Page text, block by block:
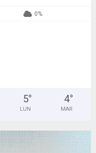
0%
5°
LUN
4°
MAR